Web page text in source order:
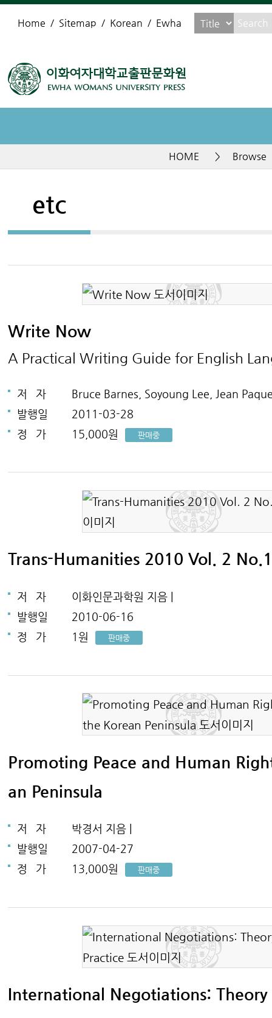
Home Sitemap Korean Ewha
HOME > Browse
etc
Write Now
A Practical Writing Guide for English
저 자
Bruce Barnes, Soyoung Lee, Jean
발행일
2011-03-28
정
가 15,000원 판매중
Trans-Humanities 2010 Vol. 2 No.1
저 자
이화인문과학원 지음 |
발행일
2010-06-16
정
가 1원 판매중
Promoting Peace and Human
an Peninsula
저 자
박경서 지음 |
발행일
2007-04-27
정
가 13,000원 판매중
International Negotiations: Theory